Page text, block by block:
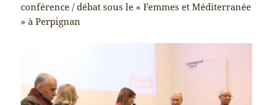
conférence / débat sous le « Femmes et Méditerranée
» à Perpignan